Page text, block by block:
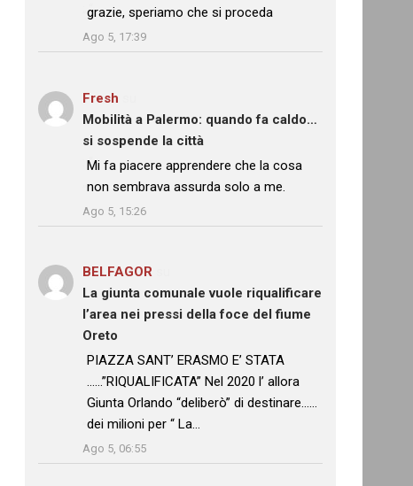
: “
grazie, speriamo che si proceda
Ago 5, 17:39
Fresh
Mobilità a Palermo: quando fa caldo…
si sospende la città
: “
Mi fa piacere apprendere che la cosa
non sembrava assurda solo a me.
Ago 5, 15:26
BELFAGOR
La giunta comunale vuole riqualificare
l’area nei pressi della foce del fiume
Oreto
: “
PIAZZA SANT’ ERASMO E’ STATA
……”RIQUALIFICATA” Nel 2020 l’ allora
Giunta Orlando “deliberò” di destinare……
dei milioni per “ La…
Ago 5, 06:55